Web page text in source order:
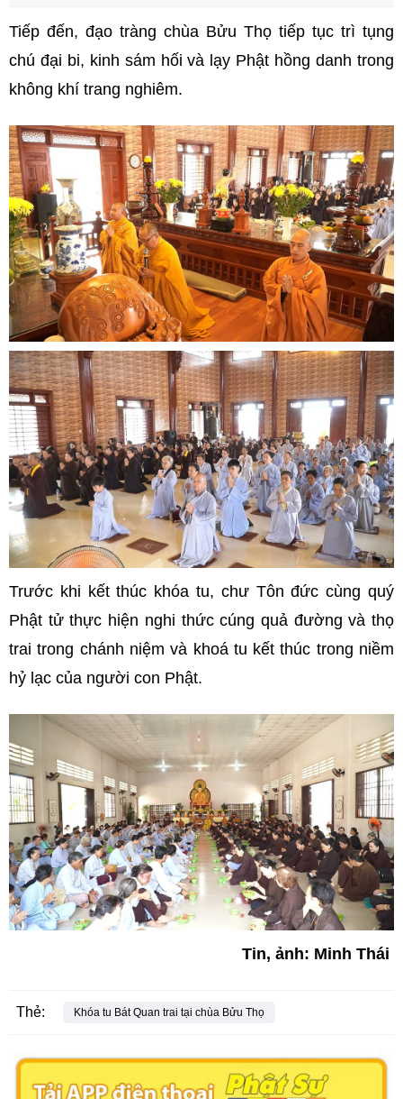
Tiếp đến, đạo tràng chùa Bửu Thọ tiếp tục trì tụng
chú đại bi, kinh sám hối và lạy Phật hồng danh trong
không khí trang nghiêm.
Trước khi kết thúc khóa tu, chư Tôn đức cùng quý
Phật tử thực hiện nghi thức cúng quả đường và thọ
trai trong chánh niệm và khoá tu kết thúc trong niềm
hỷ lạc của người con Phật.
Tin, ảnh: Minh Thái
Thẻ: Khóa tu Bát Quan trai tại chùa Bửu Thọ